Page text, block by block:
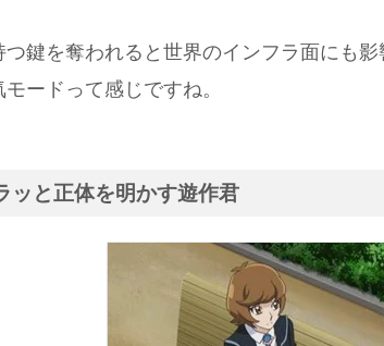
つ鍵を奪われると世界のインフラ面にも
モードって感じですね。
ッと正体を明かす遊作君